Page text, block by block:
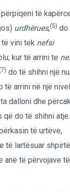
të
urdhërues,(5) do
të vini tek nefsi
kur të arrini te
(7) do të shihni një
të arrini në një
dalloni dhe
që do të shihni
të urtëve,
të lartësuar
anë të përvojave të